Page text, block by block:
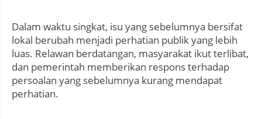
Dalam waktu singkat, isu yang sebelumnya bersifat
lokal berubah menjadi perhatian publik yang lebih
luas. Relawan berdatangan, masyarakat ikut terlibat,
dan pemerintah memberikan respons terhadap
persoalan yang sebelumnya kurang mendapat
perhatian.